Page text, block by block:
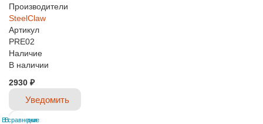
Производители
SteelClaw
Артикул
PRE02
Наличие
В наличии
2930 ₽
Уведомить
В закладки
В сравнение